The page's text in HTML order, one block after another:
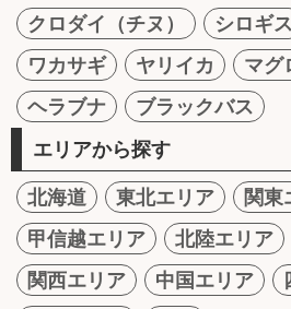
クロダイ（チヌ）
シロギス
ワカサギ
ヤリイカ マグ
ヘラブナ
ブラックバス
エリアから探す
北海道 東北エリア
関東
甲信越エリア
北陸エリア
関西エリア
中国エリア